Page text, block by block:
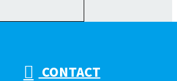
CONTACT